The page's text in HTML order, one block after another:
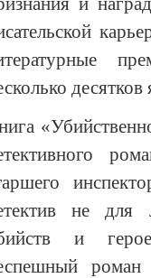
не для
и
роман